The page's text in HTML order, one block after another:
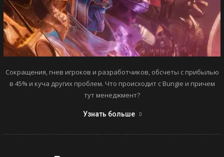
Сокращения, гнев игроков и разработчиков, обсчеты с прибылью
в 45% и куча других проблем. Что происходит с Bungie и причем
тут менеджмент?
Узнать больше